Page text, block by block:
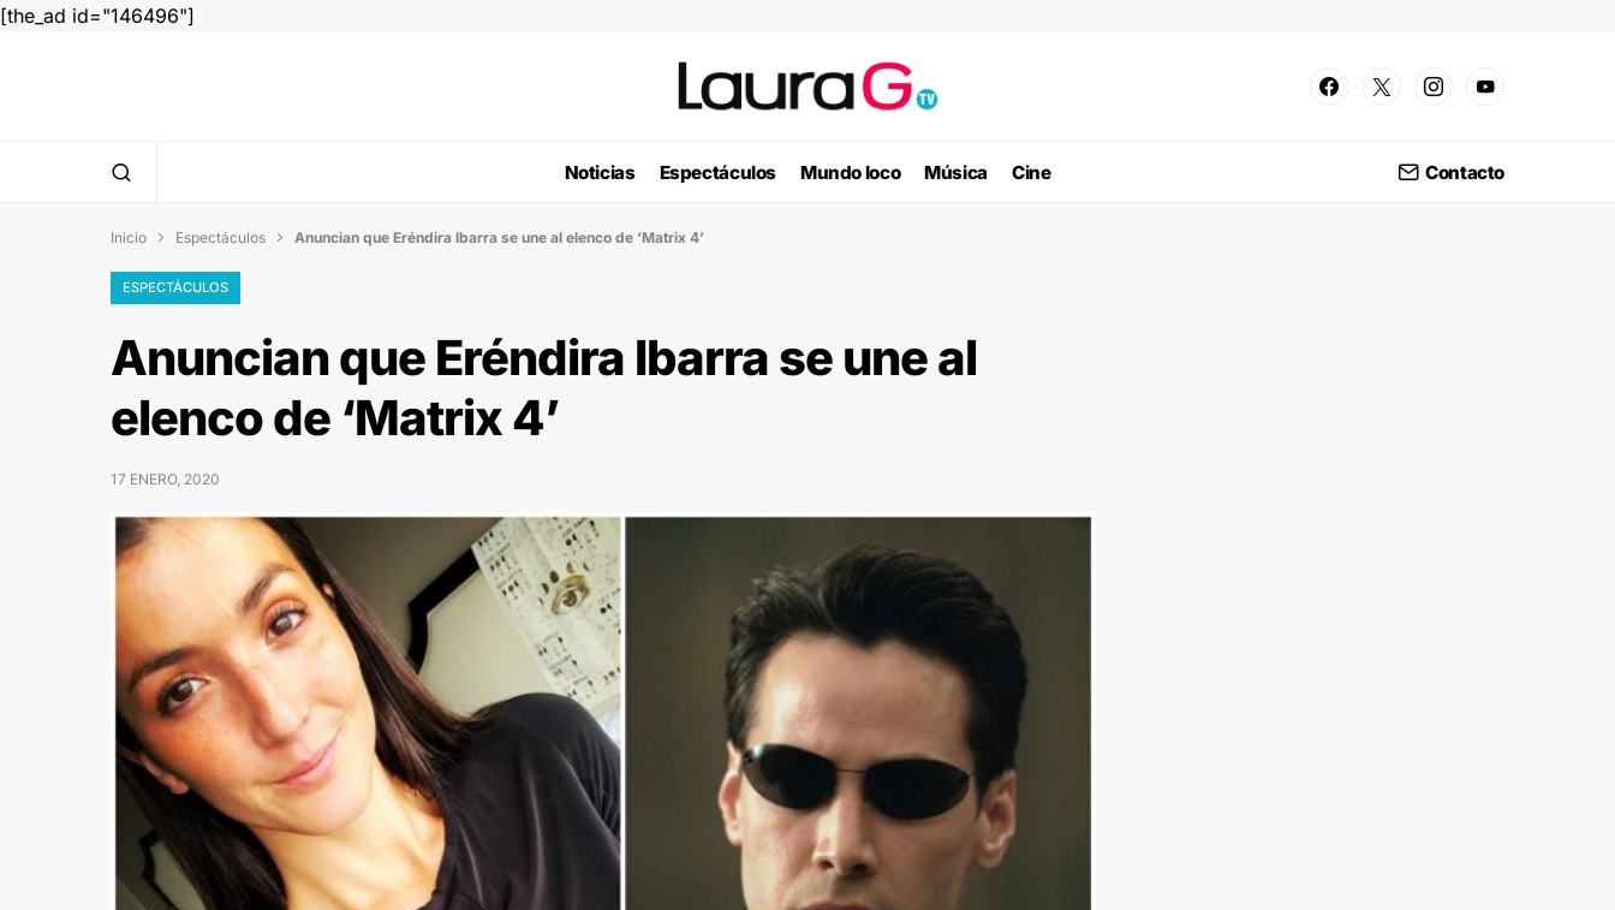
[the_ad id="146496"]
Noticias Espectáculos Mundo loco Música Cine Contacto
Inicio  Espectáculos  Anuncian que Eréndira Ibarra se une al elenco de ‘Matrix 4’
ESPECTÁCULOS
Anuncian que Eréndira Ibarra se une al
elenco de ‘Matrix 4’
17 ENERO, 2020